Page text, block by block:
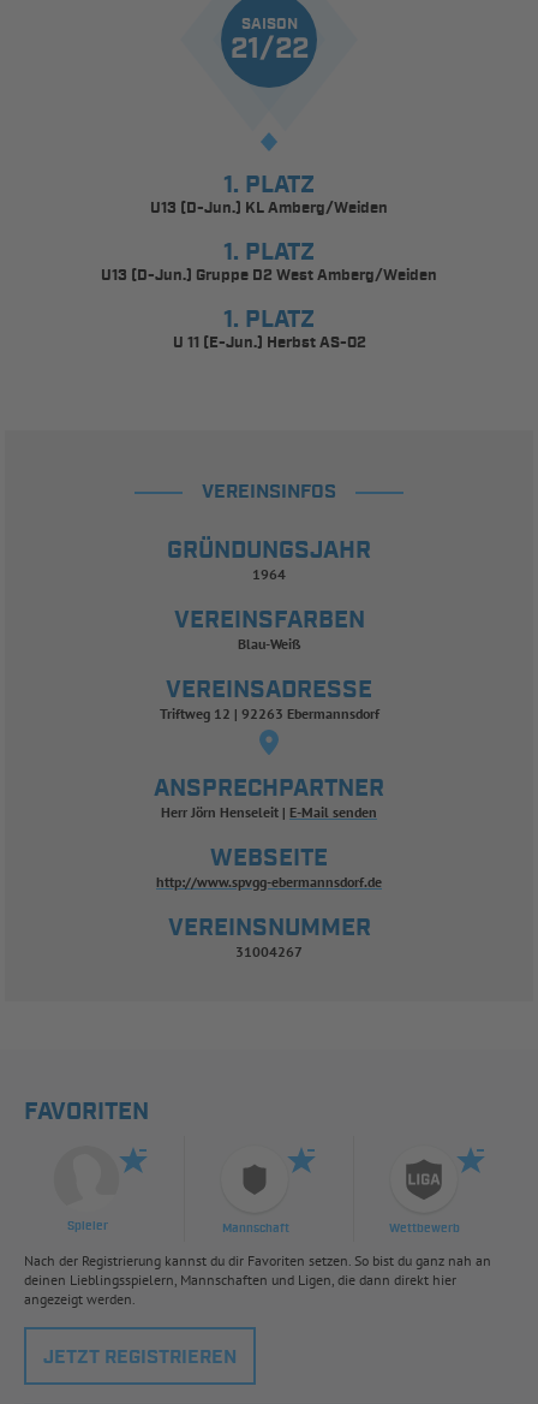
SAISON
21/22
1. PLATZ
U13 (D-Jun.) KL Amberg/Weiden
1. PLATZ
U13 (D-Jun.) Gruppe D2 West Amberg/Weiden
1. PLATZ
U 11 (E-Jun.) Herbst AS-02
VEREINSINFOS
GRÜNDUNGSJAHR
1964
VEREINSFARBEN
Blau-Weiß
VEREINSADRESSE
Triftweg 12 | 92263 Ebermannsdorf
ANSPRECHPARTNER
Herr Jörn Henseleit E-Mail senden
WEBSEITE
http://www.spvgg-ebermannsdorf.de
VEREINSNUMMER
31004267
FAVORITEN
Spieler Mannschaft Wettbewerb
Nach der Registrierung kannst du dir Favoriten setzen. So bist du ganz nah an
deinen Lieblingsspielern, Mannschaften und Ligen, die dann direkt hier
angezeigt werden.
JETZT REGISTRIEREN